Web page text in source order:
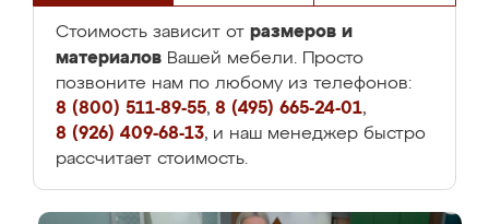
Стоимость зависит от размеров и
материалов Вашей мебели. Просто
позвоните нам по любому из телефонов:
8 (800) 511-89-55, 8 (495) 665-24-01,
8 (926) 409-68-13, и наш менеджер быстро
рассчитает стоимость.